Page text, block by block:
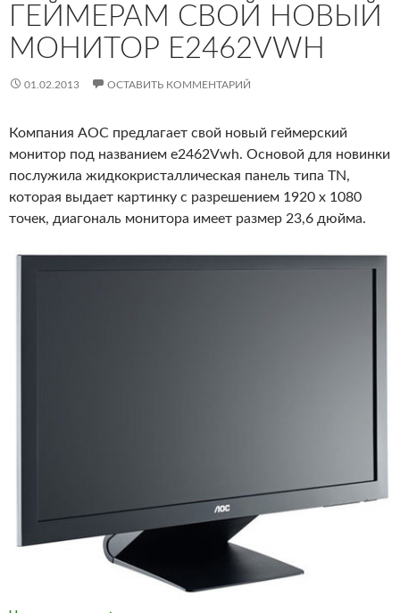
ГЕЙМЕРАМ СВОЙ НОВЫЙ
МОНИТОР E2462VWH
01.02.2013 ОСТАВИТЬ КОММЕНТАРИЙ
Компания AOC предлагает свой новый геймерский
монитор под названием e2462Vwh. Основой для новинки
послужила жидкокристаллическая панель типа TN,
которая выдает картинку с разрешением 1920 x 1080
точек, диагональ монитора имеет размер 23,6 дюйма.